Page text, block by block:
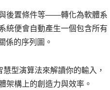
後置條件等——轉化為軟體系
統便會自動產生一個包含所有
係的序列圖。
型演算法來解讀你的輸入，
架構上的創造力與效率。